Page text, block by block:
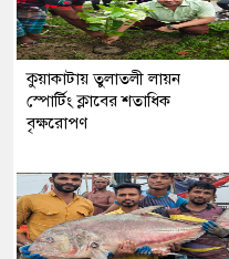
কুয়াকাটায় তুলাতলী লায়ন
স্পোর্টিং ক্লাবের শতাধিক
বৃক্ষরোপণ